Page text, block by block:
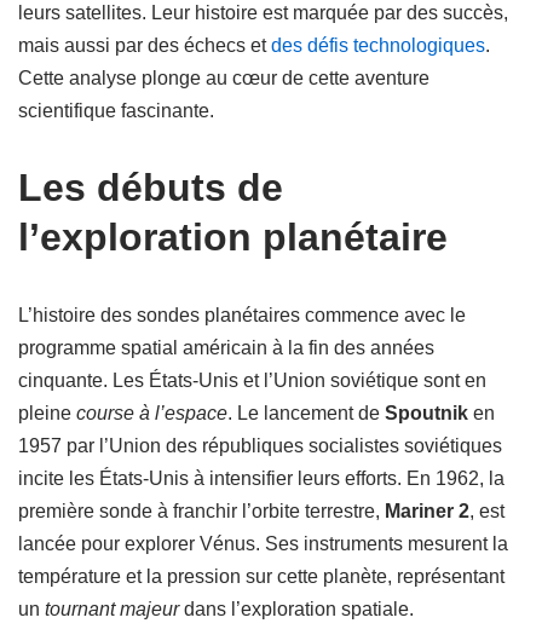
leurs satellites. Leur histoire est marquée par des succès,
mais aussi par des échecs etdes défis technologiques.
Cette analyse plonge au cœur de cette aventure
scientifique fascinante.
Les débuts de
l’exploration planétaire
L’histoire des sondes planétaires commence avec le
programme spatial américain à la fin des années
cinquante. Les États-Unis et l’Union soviétique sont en
pleine course à l’espace. Le lancement de Spoutnik en
1957 par l’Union des républiques socialistes soviétiques
incite les États-Unis à intensifier leurs efforts. En 1962, la
première sonde à franchir l’orbite terrestre, Mariner 2, est
lancée pour explorer Vénus. Ses instruments mesurent la
température et la pression sur cette planète, représentant
un tournant majeurdans l’exploration spatiale.